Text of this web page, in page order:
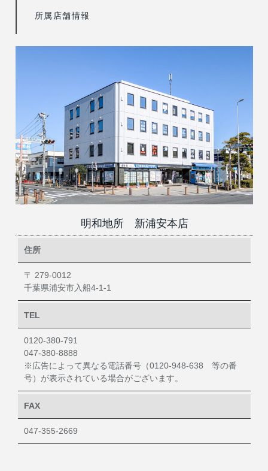
所属店舗情報
明和地所 新浦安本店
住所
〒 279-0012
千葉県浦安市入船4-1-1
TEL
0120-380-791
047-380-8888
※広告によって異なる電話番号（0120-948-638 等の番
号）が表示されている場合がございます。
FAX
047-355-2669